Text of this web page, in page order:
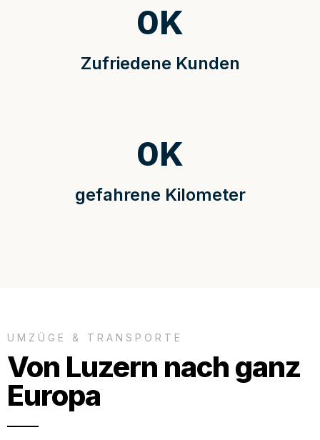
Zufriedene Kunden
0K
gefahrene Kilometer
0K
UMZÜGE & TRANSPORTE
Von Luzern nach ganz
Europa